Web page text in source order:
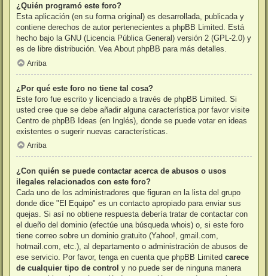
¿Quién programó este foro?
Esta aplicación (en su forma original) es desarrollada, publicada y
contiene derechos de autor pertenecientes a phpBB Limited. Está
hecho bajo la GNU (Licencia Pública General) versión 2 (GPL-2.0) y
es de libre distribución. Vea About phpBB para más detalles.
Arriba
¿Por qué este foro no tiene tal cosa?
Este foro fue escrito y licenciado a través de phpBB Limited. Si
usted cree que se debe añadir alguna característica por favor visite
Centro de phpBB Ideas (en Inglés), donde se puede votar en ideas
existentes o sugerir nuevas características.
Arriba
¿Con quién se puede contactar acerca de abusos o usos
ilegales relacionados con este foro?
Cada uno de los administradores que figuran en la lista del grupo
donde dice "El Equipo" es un contacto apropiado para enviar sus
quejas. Si así no obtiene respuesta debería tratar de contactar con
el dueño del dominio (efectúe una búsqueda whois) o, si este foro
tiene correo sobre un dominio gratuito (Yahoo!, gmail.com,
hotmail.com, etc.), al departamento o administración de abusos de
ese servicio. Por favor, tenga en cuenta que phpBB Limited carece
de cualquier tipo de control y no puede ser de ninguna manera